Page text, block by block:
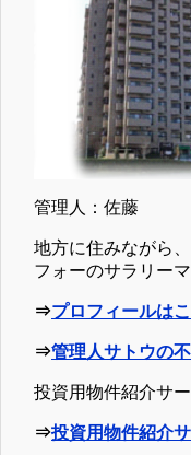
管理人：佐藤
地方に住みながら
フォーのサラリーマ
⇒プロフィールは
⇒管理人サトウの
投資用物件紹介サ
⇒投資用物件紹介